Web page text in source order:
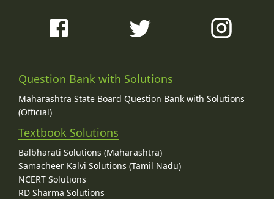
Question Bank with Solutions
Maharashtra State Board Question Bank with Solutions
(Official)
Textbook Solutions
Balbharati Solutions (Maharashtra)
Samacheer Kalvi Solutions (Tamil Nadu)
NCERT Solutions
RD Sharma Solutions